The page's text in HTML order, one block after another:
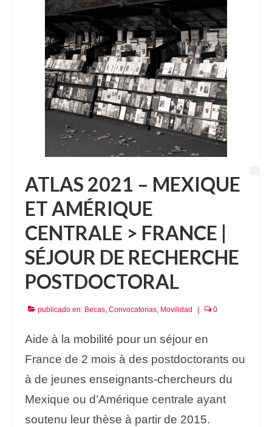
ATLAS 2021 – MEXIQUE
ET AMÉRIQUE
CENTRALE > FRANCE |
SÉJOUR DE RECHERCHE
POSTDOCTORAL
publicado en: Becas, Convocatorias, Movilidad 0
Aide à la mobilité pour un séjour en
France de 2 mois à des postdoctorants ou
à de jeunes enseignants-chercheurs du
Mexique ou d’Amérique centrale ayant
soutenu leur thèse à partir de 2015.